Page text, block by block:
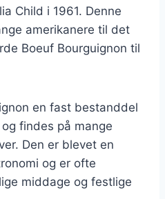
Child i 1961. Denne
amerikanere til det
Boeuf Bourguignon til
en fast bestanddel
findes på mange
Den er blevet en
og er ofte
middage og festlige